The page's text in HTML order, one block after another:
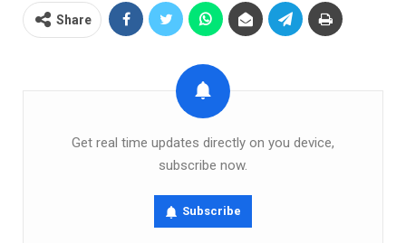
Share
Get real time updates directly on you device,
subscribe now.
Subscribe